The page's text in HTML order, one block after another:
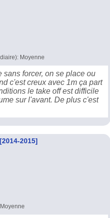
Moyenne
sans forcer, on se place ou
c'est creux avec 1m ça part
le take off est difficile
sur l'avant. De plus c'est
2015]